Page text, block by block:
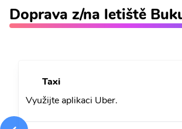
Doprava z/na letiště
Taxi
Využijte aplikaci Uber.